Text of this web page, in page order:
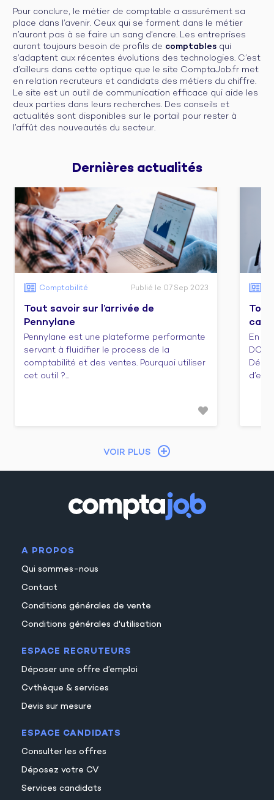
Pour conclure, le métier de comptable a assurément sa
place dans l’avenir. Ceux qui se forment dans le métier
n’auront pas à se faire un sang d’encre. Les entreprises
auront toujours besoin de profils de comptables qui
s’adaptent aux récentes évolutions des technologies. C’est
d’ailleurs dans cette optique que le site ComptaJob.fr met
en relation recruteurs et candidats des métiers du chiffre.
Le site est un outil de communication efficace qui aide les
deux parties dans leurs recherches. Des conseils et
actualités sont disponibles sur le portail pour rester à
l’affût des nouveautés du secteur.
Dernières actualités
Comptabilité Publié le 07 Sep 2023
Tout savoir sur l’arrivée de
Pennylane
Pennylane est une plateforme performante
servant à fluidifier le process de la
comptabilité et des ventes. Pourquoi utiliser
cet outil ?...
En
DCG
VOIR PLUS
A PROPOS
Qui sommes-nous
Contact
Conditions générales de vente
Conditions générales d'utilisation
ESPACE RECRUTEURS
Déposer une offre d’emploi
Cvthèque & services
Devis sur mesure
ESPACE CANDIDATS
Consulter les offres
Déposez votre CV
Services candidats